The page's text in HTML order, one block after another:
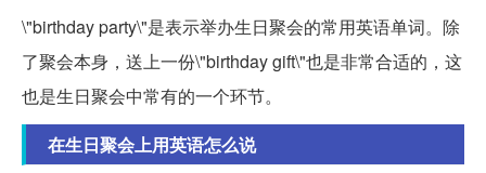
\"birthday party\"是表示举办生日聚会的常用英语单词。除
了聚会本身，送上一份\"birthday gift\"也是非常合适的，这
也是生日聚会中常有的一个环节。
在生日聚会上用英语怎么说